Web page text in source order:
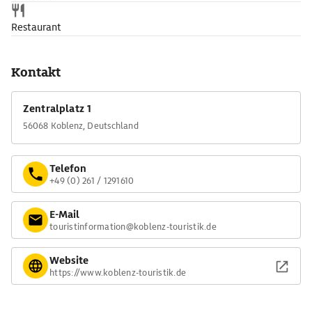
Restaurant
Kontakt
Zentralplatz 1
56068 Koblenz, Deutschland
Telefon
+49 (0) 261 / 1291610
E-Mail
touristinformation@koblenz-touristik.de
Website
https://www.koblenz-touristik.de